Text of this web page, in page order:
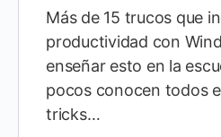
Más de 15 trucos que
productividad con
enseñar esto en la
pocos conocen todos
tricks…